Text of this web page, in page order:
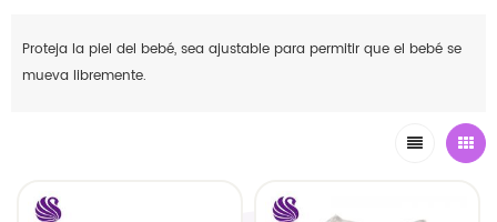
Proteja la piel del bebé, sea ajustable para permitir que el bebé se
mueva libremente.